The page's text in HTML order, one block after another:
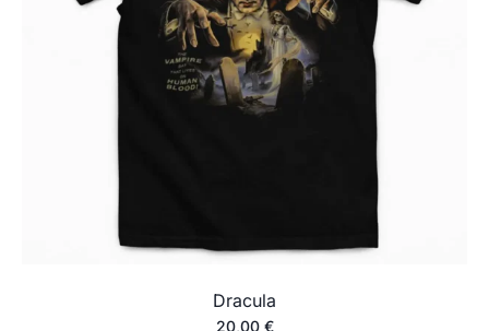
Dracula
20,00 €